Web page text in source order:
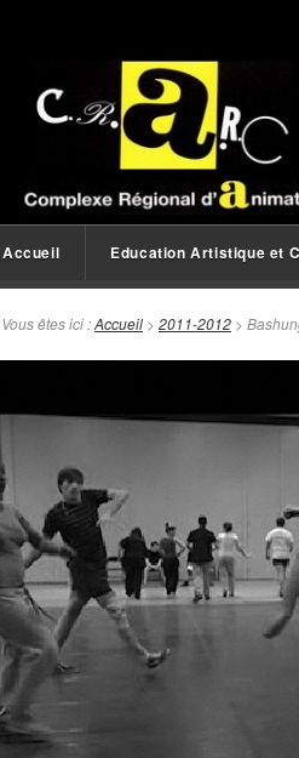
Accueil Education Artistique et
Vous êtes ici :Accueil > 2011-2012 >